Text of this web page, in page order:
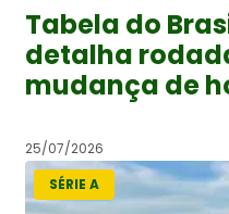
Tabela do
detalha
mudança de
25/07/2026
SÉRIE A